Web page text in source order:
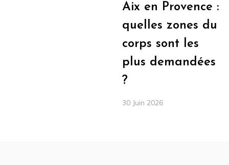
Aix en Provence :
quelles zones du
corps sont les
plus demandées
?
30 Juin 2026